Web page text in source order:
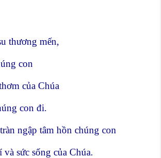
thương mến,
con
của Chúa
con đi.
ngập tâm hồn chúng con
sức sống của Chúa.